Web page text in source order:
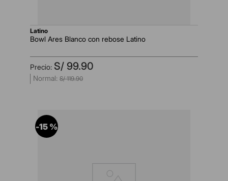
latino
Bowl Ares Blanco con rebose Latino
S/ 99.90
S/ 119.90
-15 %